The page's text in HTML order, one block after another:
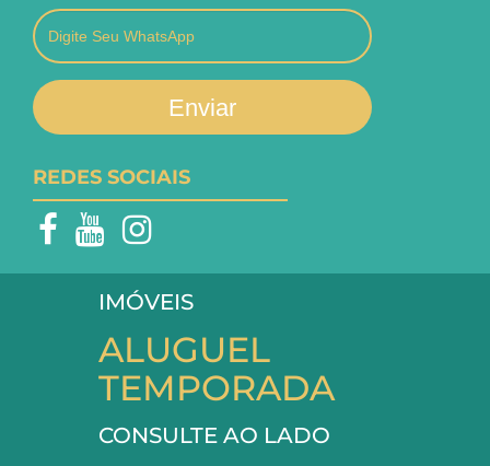
Enviar
REDES SOCIAIS
IMÓVEIS
ALUGUEL
TEMPORADA
CONSULTE AO LADO